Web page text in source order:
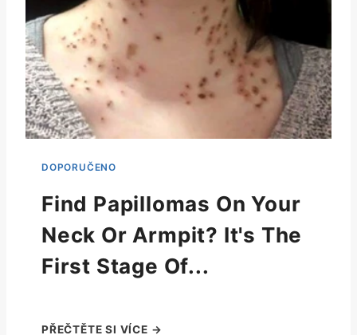
Find Papillomas On Your
Neck Or Armpit? It's The
First Stage Of...